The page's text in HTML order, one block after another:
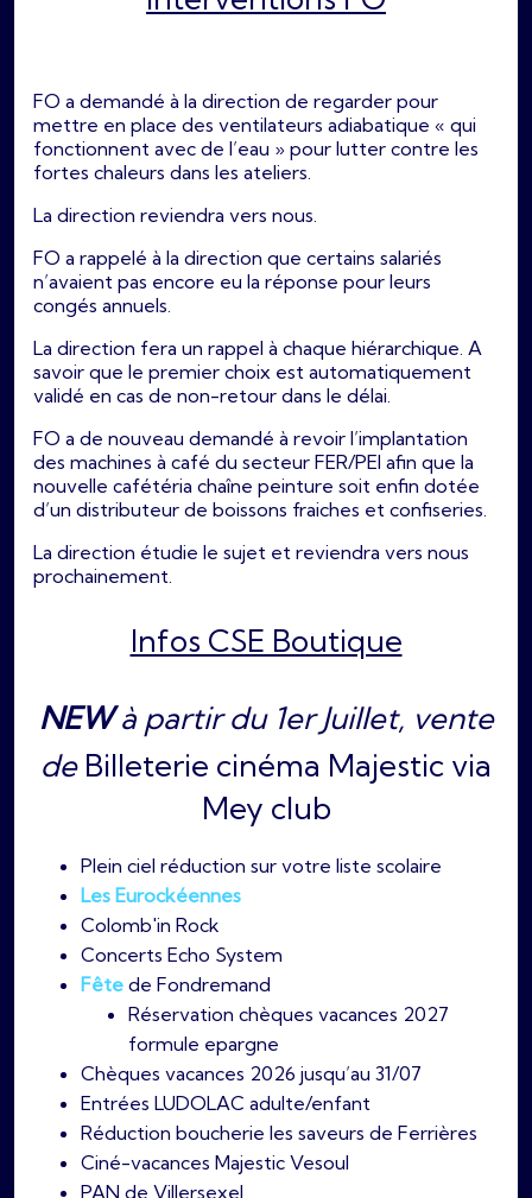
FO a demandé à la direction de regarder pour
mettre en place des ventilateurs adiabatique « qui
fonctionnent avec de l’eau » pour lutter contre les
fortes chaleurs dans les ateliers.
La direction reviendra vers nous.
FO a rappelé à la direction que certains salariés
n’avaient pas encore eu la réponse pour leurs
congés annuels.
La direction fera un rappel à chaque hiérarchique. A
savoir que le premier choix est automatiquement
validé en cas de non-retour dans le délai.
FO a de nouveau demandé à revoir l’implantation
des machines à café du secteur FER/PEI afin que la
nouvelle cafétéria chaîne peinture soit enfin dotée
d’un distributeur de boissons fraiches et confiseries.
La direction étudie le sujet et reviendra vers nous
prochainement.
Infos CSE Boutique
NEWà partir du 1er Juillet, vente
de Billeterie cinéma Majestic via
Mey club
Plein ciel réduction sur votre liste scolaire
Les Eurockéennes
Colomb'in Rock
Concerts Echo System
Fête de Fondremand
Réservation chèques vacances 2027
formule epargne
Chèques vacances 2026 jusqu’au 31/07
Entrées LUDOLAC adulte/enfant
Réduction boucherie les saveurs de Ferrières
Ciné-vacances Majestic Vesoul
PAN de Villersexel